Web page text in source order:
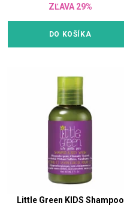
ZĽAVA 29%
DO KOŠÍKA
Little Green KIDS Shampoo